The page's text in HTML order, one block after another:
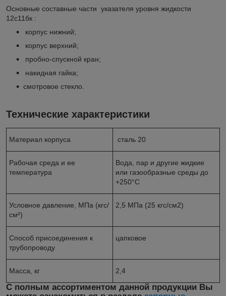
Основные составные части указателя уровня жидкости
12с11бк :
корпус нижний;
корпус верхний;
пробно-спускной кран;
накидная гайка;
смотровое стекло.
Технические характеристики
Материал корпуса сталь 20
Рабочая среда и ее
температура
Вода, пар и другие жидкие
или газообразные среды до
+250°С
Условное давление, МПа (кгс/
см²)
2,5 МПа (25 кгс/см2)
Способ присоединения к
трубопроводу
цапковое
Масса, кг 2,4
С полным ассортиментом данной продукции Вы